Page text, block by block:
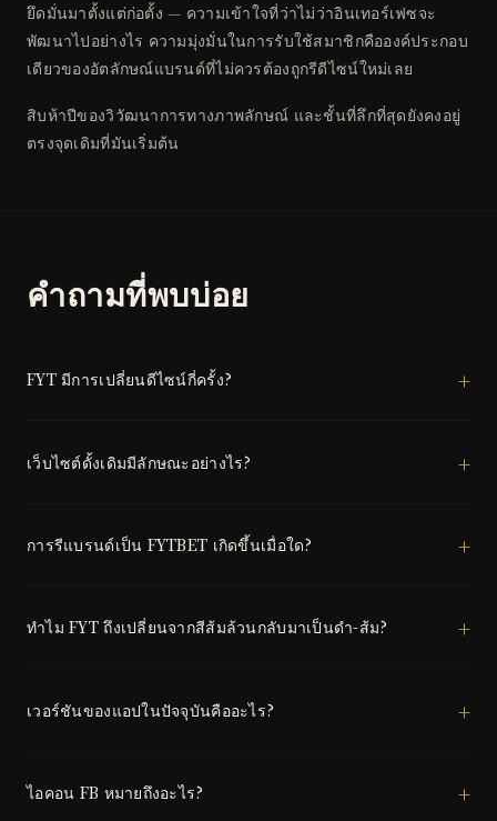
ยึดมั่นมาตั้งแต่ก่อตั้ง — ความเข้าใจที่ว่าไม่ว่าอินเทอร์เฟซจะ
พัฒนาไปอย่างไร ความมุ่งมั่นในการรับใช้สมาชิกคือองค์ประกอบ
เดียวของอัตลักษณ์แบรนด์ที่ไม่ควรต้องถูกรีดีไซน์ใหม่เลย
สิบห้าปีของวิวัฒนาการทางภาพลักษณ์ และชั้นที่ลึกที่สุดยังคงอยู่
ตรงจุดเดิมที่มันเริ่มต้น
คำถามที่พบบ่อย
FYT มีการเปลี่ยนดีไซน์กี่ครั้ง?
เว็บไซต์ดั้งเดิมมีลักษณะอย่างไร?
การรีแบรนด์เป็น FYTBET เกิดขึ้นเมื่อใด?
ทำไม FYT ถึงเปลี่ยนจากสีส้มล้วนกลับมาเป็นดำ-ส้ม?
เวอร์ชันของแอปในปัจจุบันคืออะไร?
ไอคอน FB หมายถึงอะไร?